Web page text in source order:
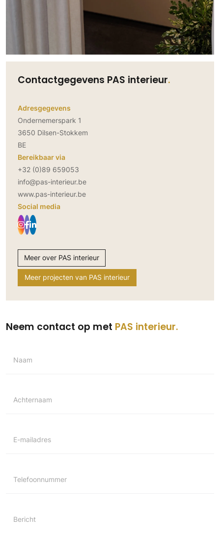
Contactgegevens PAS interieur
Adresgegevens
Ondernemerspark 1
3650 Dilsen-Stokkem
BE
Bereikbaar via
+32 (0)89 659053
info@pas-interieur.be
www.pas-interieur.be
Social media
Meer over PAS interieur
Meer projecten van PAS interieur
Neem contact op met PAS interieur
Naam
Achternaam
E-mailadres
Telefoonnummer
Bericht